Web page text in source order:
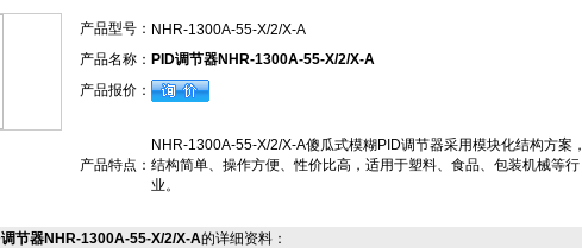
产品型号： NHR-1300A-55-X/2/X-A
产品名称： PID调节器NHR-1300A-55-X/2/X-A
产品报价：
产品特点：
NHR-1300A-55-X/2/X-A傻瓜式模糊PID调节器采用模块化结构方案，
结构简单、操作方便、性价比高，适用于塑料、食品、包装机械等行
业。
节器NHR-1300A-55-X/2/X-A的详细资料：